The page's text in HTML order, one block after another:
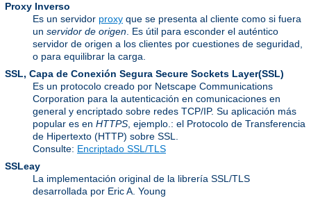
Proxy Inverso
Es un servidor proxy que se presenta al cliente como si fuera
un servidor de origen . Es útil para esconder el auténtico
servidor de origen a los clientes por cuestiones de seguridad,
o para equilibrar la carga.
SSL, Capa de Conexión Segura Secure Sockets Layer(SSL)
Es un protocolo creado por Netscape Communications
Corporation para la autenticación en comunicaciones en
general y encriptado sobre redes TCP/IP. Su aplicación más
popular es en HTTPS , ejemplo.: el Protocolo de Transferencia
de Hipertexto (HTTP) sobre SSL.
Consulte: Encriptado SSL/TLS
SSLeay
La implementación original de la librería SSL/TLS
desarrollada por Eric A. Young